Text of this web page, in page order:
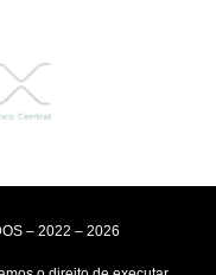
– 2022 – 2026